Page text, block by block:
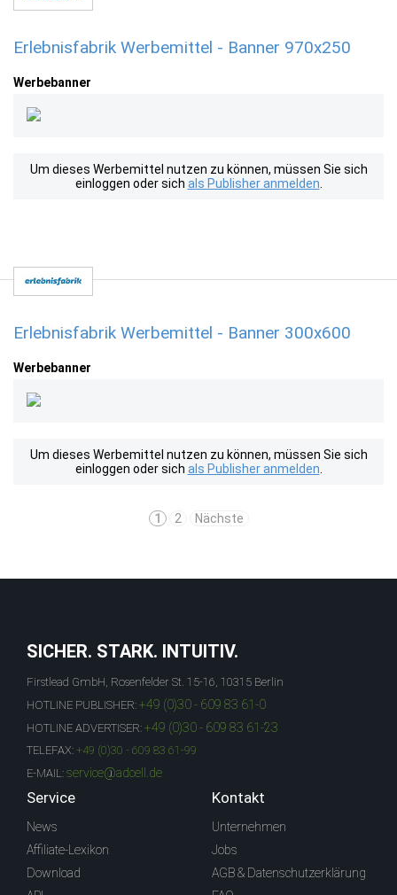
Erlebnisfabrik Werbemittel - Banner 970x250
Werbebanner
Um dieses Werbemittel nutzen zu können, müssen Sie sich
einloggen oder sich als Publisher anmelden
Erlebnisfabrik Werbemittel - Banner 300x600
Werbebanner
Um dieses Werbemittel nutzen zu können, müssen Sie sich
einloggen oder sich als Publisher anmelden
1 2 Nächste
SICHER. STARK. INTUITIV.
Firstlead GmbH, Rosenfelder St. 15-16, 10315 Berlin
HOTLINE PUBLISHER: +49 (0)30 - 609 83 61-0
HOTLINE ADVERTISER: +49 (0)30 - 609 83 61-23
TELEFAX: +49 (0)30 - 609 83 61-99
E-MAIL: service@adcell.de
Service
News
Affiliate-Lexikon
Download
Kontakt
Unternehmen
Jobs
AGB & Datenschutzerklärung